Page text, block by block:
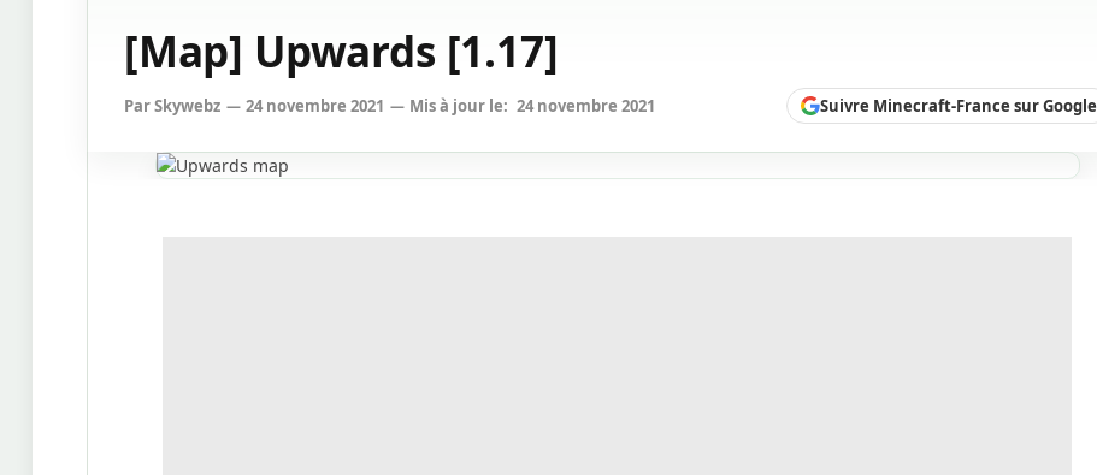
[Map] Upwards [1.17]
ParSkywebz 24 novembre 2021 Mis à jour le: 24 novembre 2021 Suivre Minecraft-France sur Google